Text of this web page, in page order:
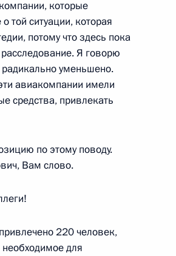
которые
той ситуации, которая
потому что здесь пока
Я говорю
уменьшено.
авиакомпании имели
средства, привлекать
по этому поводу.
Вам слово.
220 человек,
необходимое для